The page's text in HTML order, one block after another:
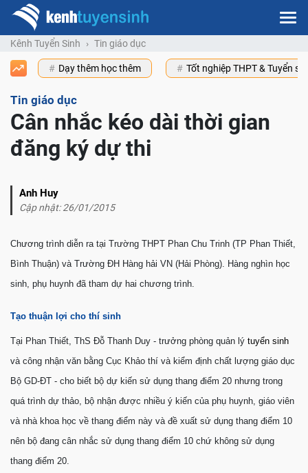
Kênh Tuyển Sinh Tin giáo dục
Dạy thêm học thêm Tốt nghiệp THPT & Tuyển
Tin giáo dục
Cân nhắc kéo dài thời gian
đăng ký dự thi
Anh Huy
Cập nhật: 26/01/2015
Chương trình diễn ra tại Trường THPT Phan Chu Trinh (TP Phan Thiết,
Bình Thuận) và Trường ÐH Hàng hải VN (Hải Phòng). Hàng nghìn học
sinh, phụ huynh đã tham dự hai chương trình.
Tạo thuận lợi cho thí sinh
Tại Phan Thiết, ThS Ðỗ Thanh Duy - trưởng phòng quản lý tuyển sinh
và công nhận văn bằng Cục Khảo thí và kiểm định chất lượng giáo dục
Bộ GD-ÐT - cho biết bộ dự kiến sử dụng thang điểm 20 nhưng trong
quá trình dự thảo, bộ nhận được nhiều ý kiến của phụ huynh, giáo viên
và nhà khoa học về thang điểm này và đề xuất sử dụng thang điểm 10
nên bộ đang cân nhắc sử dụng thang điểm 10 chứ không sử dụng
thang điểm 20.